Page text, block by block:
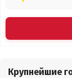
Крупнейшие